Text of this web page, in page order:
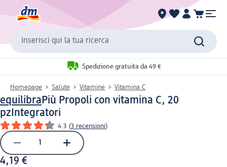
Inserisci qui la tua ricerca
Spedizione gratuita da 49 €
Homepage Salute Vitamine Vitamina C
equilibraPiù Propoli con vitamina C, 20
pz Integratori
4.3 (3 recensioni)
4,19 €